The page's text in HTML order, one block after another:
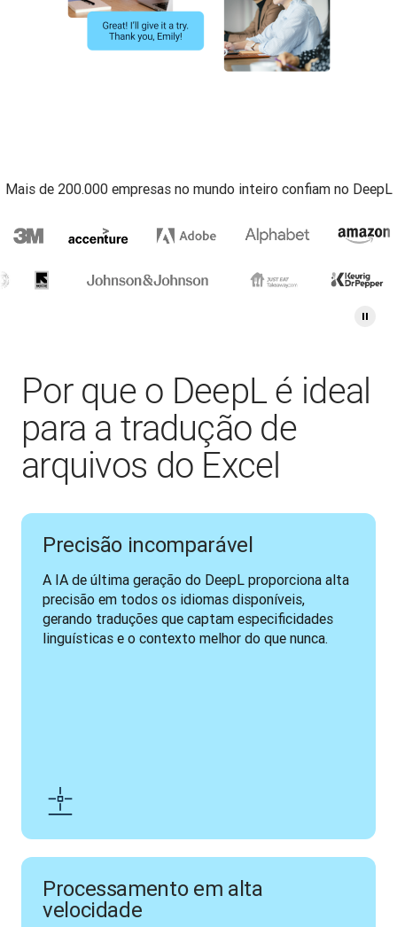
Mais de 200.000 empresas no mundo inteiro confiam no DeepL
Por que o DeepL é ideal
para a tradução de
arquivos do Excel
Precisão incomparável
A IA de última geração do DeepL proporciona alta
precisão em todos os idiomas disponíveis,
gerando traduções que captam especificidades
linguísticas e o contexto melhor do que nunca.
Processamento em alta
velocidade